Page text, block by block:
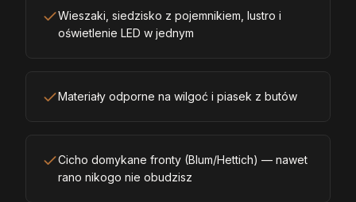
Wieszaki, siedzisko z pojemnikiem, lustro i
oświetlenie LED w jednym
Materiały odporne na wilgoć i piasek z butów
Cicho domykane fronty (Blum/Hettich) — nawet
rano nikogo nie obudzisz